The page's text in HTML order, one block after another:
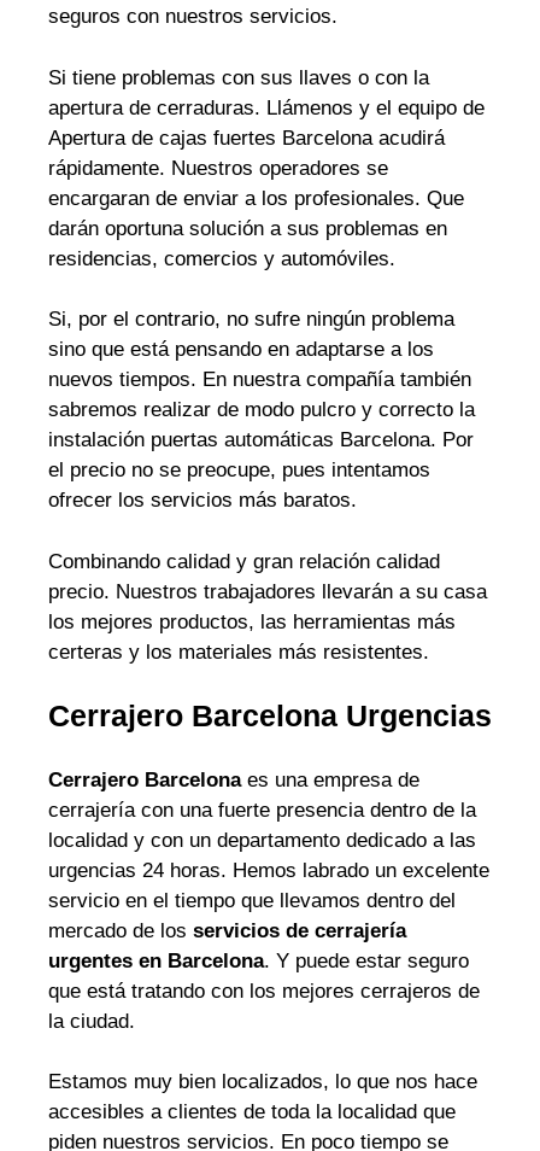
seguros con nuestros servicios.
Si tiene problemas con sus llaves o con la
apertura de cerraduras. Llámenos y el equipo de
Apertura de cajas fuertes Barcelona acudirá
rápidamente. Nuestros operadores se
encargaran de enviar a los profesionales. Que
darán oportuna solución a sus problemas en
residencias, comercios y automóviles.
Si, por el contrario, no sufre ningún problema
sino que está pensando en adaptarse a los
nuevos tiempos. En nuestra compañía también
sabremos realizar de modo pulcro y correcto la
instalación puertas automáticas Barcelona. Por
el precio no se preocupe, pues intentamos
ofrecer los servicios más baratos.
Combinando calidad y gran relación calidad
precio. Nuestros trabajadores llevarán a su casa
los mejores productos, las herramientas más
certeras y los materiales más resistentes.
Cerrajero Barcelona Urgencias
Cerrajero Barcelonaes una empresa de
cerrajería con una fuerte presencia dentro de la
localidad y con un departamento dedicado a las
urgencias 24 horas. Hemos labrado un excelente
servicio en el tiempo que llevamos dentro del
mercado de los servicios de cerrajería
urgentes en Barcelona. Y puede estar seguro
que está tratando con los mejores cerrajeros de
la ciudad.
Estamos muy bien localizados, lo que nos hace
accesibles a clientes de toda la localidad que
piden nuestros servicios. En poco tiempo se